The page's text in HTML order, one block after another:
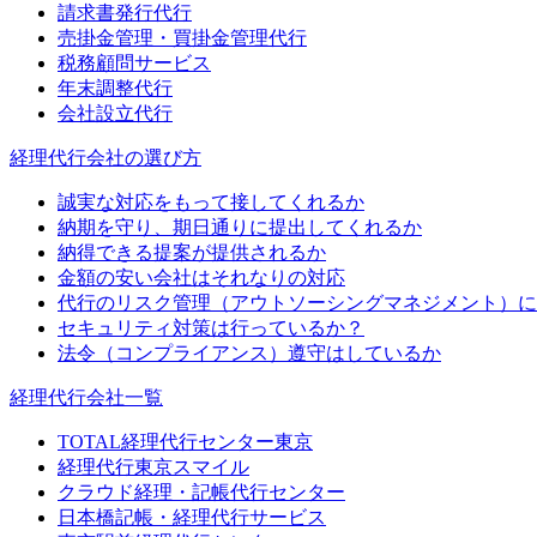
請求書発行代行
売掛金管理・買掛金管理代行
税務顧問サービス
年末調整代行
会社設立代行
経理代行会社の選び方
誠実な対応をもって接してくれるか
納期を守り、期日通りに提出してくれるか
納得できる提案が提供されるか
金額の安い会社はそれなりの対応
代行のリスク管理（アウトソーシングマネジメント）
セキュリティ対策は行っているか？
法令（コンプライアンス）遵守はしているか
経理代行会社一覧
TOTAL経理代行センター東京
経理代行東京スマイル
クラウド経理・記帳代行センター
日本橋記帳・経理代行サービス